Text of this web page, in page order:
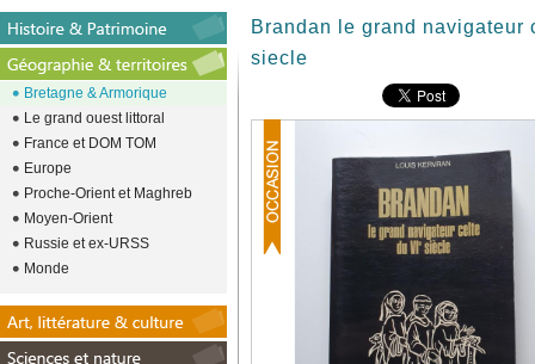
Brandan le grand navigateur
siecle
Bretagne & Armorique
Le grand ouest littoral
France et DOM TOM
Europe
Proche-Orient et Maghreb
Moyen-Orient
Russie et ex-URSS
Monde